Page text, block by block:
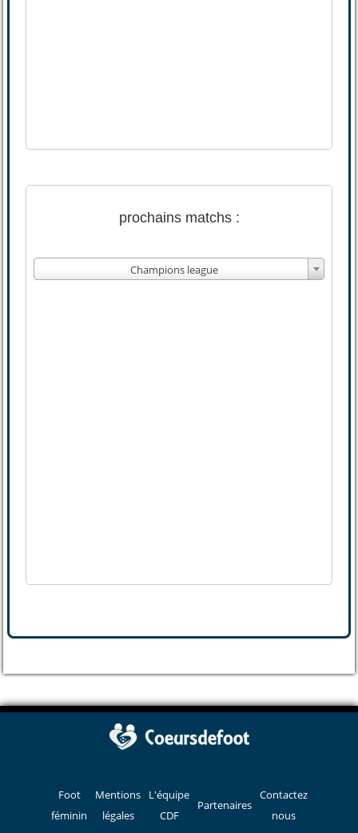
prochains matchs :
Champions league
Foot
féminin
Mentions
légales
L'équipe
CDF
Partenaires
Contactez
nous